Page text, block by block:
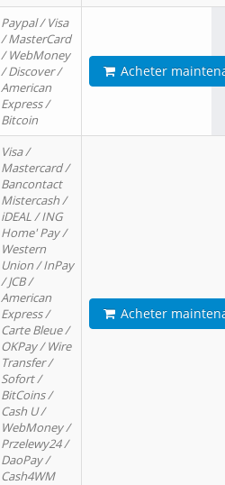
Paypal / Visa
/ MasterCard
/ WebMoney
/ Discover /
American
Express /
Bitcoin
Acheter
Visa /
Mastercard /
Bancontact
Mistercash /
iDEAL / ING
Home' Pay /
Western
Union / InPay
/ JCB /
American
Express /
Carte Bleue /
OKPay / Wire
Transfer /
Sofort /
BitCoins /
Cash U /
WebMoney /
Przelewy24 /
DaoPay /
Cash4WM
Acheter